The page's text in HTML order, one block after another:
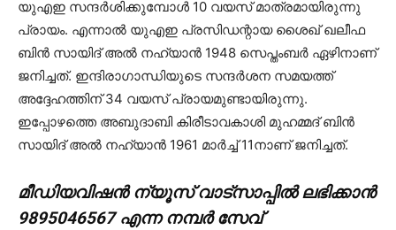
യുഎഇ സന്ദര്‍ശിക്കുമ്പോള്‍ 10 വയസ് മാത്രമായിരുന്നു
പ്രായം. എന്നാല്‍ യുഎഇ പ്രസിഡന്റായ ശൈഖ് ഖലീഫ
ബിന്‍ സായിദ് അല്‍ നഹ്‍യാന്‍ 1948 സെപ്തംബര്‍ ഏഴിനാണ്
ജനിച്ചത്. ഇന്ദിരാഗാന്ധിയുടെ സന്ദര്‍ശന സമയത്ത്
അദ്ദേഹത്തിന് 34 വയസ് പ്രായമുണ്ടായിരുന്നു.
ഇപ്പോഴത്തെ അബുദാബി കിരീടാവകാശി മുഹമ്മദ് ബിന്‍
സായിദ് അല്‍ നഹ്‍യാന്‍ 1961 മാര്‍ച്ച് 11നാണ് ജനിച്ചത്.
മീഡിയവിഷൻ ന്യൂസ് വാട്സാപ്പില്‍ ലഭിക്കാന്‍
9895046567 എന്ന നമ്പര്‍ സേവ്